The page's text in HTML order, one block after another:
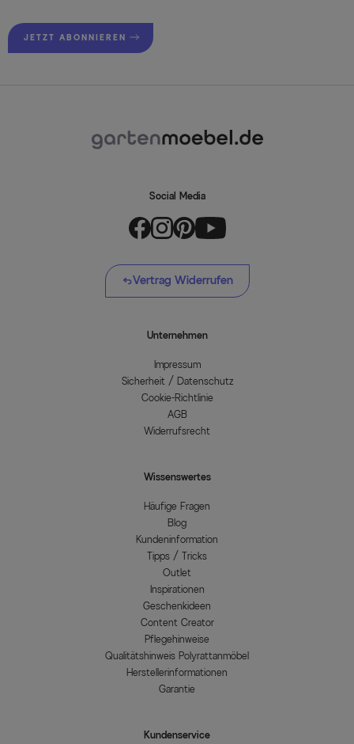
JETZT ABONNIEREN
Social Media
Vertrag Widerrufen
Unternehmen
Impressum
Sicherheit / Datenschutz
Cookie-Richtlinie
AGB
Widerrufsrecht
Wissenswertes
Häufige Fragen
Blog
Kundeninformation
Tipps / Tricks
Outlet
Inspirationen
Geschenkideen
Content Creator
Pflegehinweise
Qualitätshinweis Polyrattanmöbel
Herstellerinformationen
Garantie
Kundenservice